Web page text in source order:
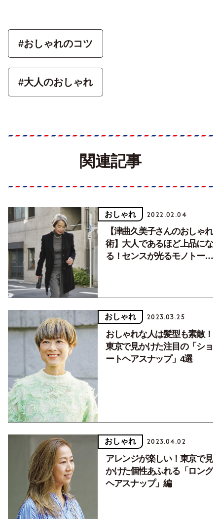
#おしゃれのコツ
#大人のおしゃれ
関連記事
おしゃれ 2022.02.04
【津曲久美子さんのおしゃれ
術】大人であるほど上品にな
る！センスが光るモノトーン
おしゃれ 2023.03.25
おしゃれな人は髪型も素敵！
東京で見かけた注目の「ショ
ートヘアスナップ」4選
おしゃれ 2023.04.02
アレンジが楽しい！東京で見
かけた個性あふれる「ロング
ヘアスナップ」編